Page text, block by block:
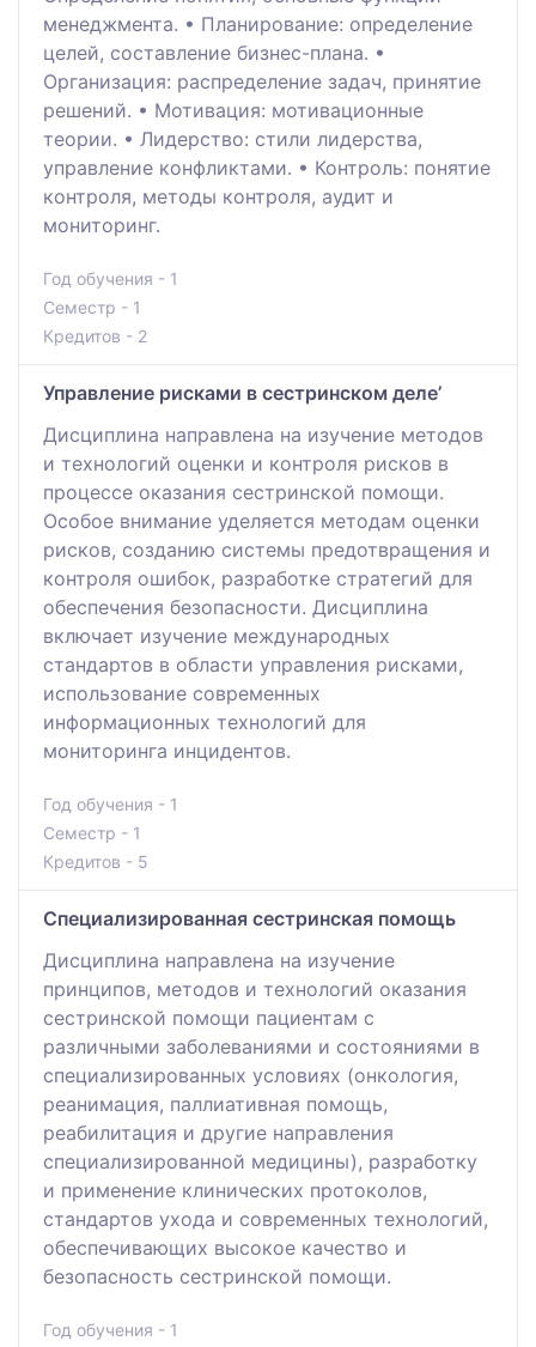
менеджмента. • Планирование: определение
целей, составление бизнес-плана. •
Организация: распределение задач, принятие
решений. • Мотивация: мотивационные
теории. • Лидерство: стили лидерства,
управление конфликтами. • Контроль: понятие
контроля, методы контроля, аудит и
мониторинг.
Год обучения - 1
Семестр - 1
Кредитов - 2
Управление рисками в сестринском деле’
Дисциплина направлена на изучение методов
и технологий оценки и контроля рисков в
процессе оказания сестринской помощи.
Особое внимание уделяется методам оценки
рисков, созданию системы предотвращения и
контроля ошибок, разработке стратегий для
обеспечения безопасности. Дисциплина
включает изучение международных
стандартов в области управления рисками,
использование современных
информационных технологий для
мониторинга инцидентов.
Год обучения - 1
Семестр - 1
Кредитов - 5
Специализированная сестринская помощь
Дисциплина направлена на изучение
принципов, методов и технологий оказания
сестринской помощи пациентам с
различными заболеваниями и состояниями в
специализированных условиях (онкология,
реанимация, паллиативная помощь,
реабилитация и другие направления
специализированной медицины), разработку
и применение клинических протоколов,
стандартов ухода и современных технологий,
обеспечивающих высокое качество и
безопасность сестринской помощи.
Год обучения - 1